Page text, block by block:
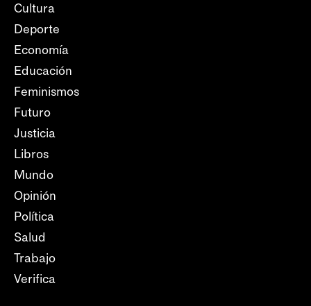
Cultura
Deporte
Economía
Educación
Feminismos
Futuro
Justicia
Libros
Mundo
Opinión
Política
Salud
Trabajo
Verifica